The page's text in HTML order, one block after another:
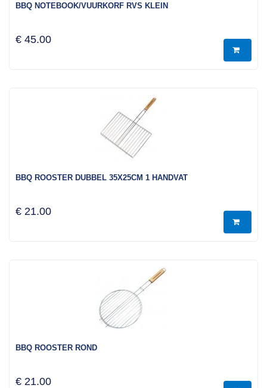
BBQ NOTEBOOK/VUURKORF RVS KLEIN
€ 45.00
BBQ ROOSTER DUBBEL 35X25CM 1 HANDVAT
€ 21.00
BBQ ROOSTER ROND
€ 21.00